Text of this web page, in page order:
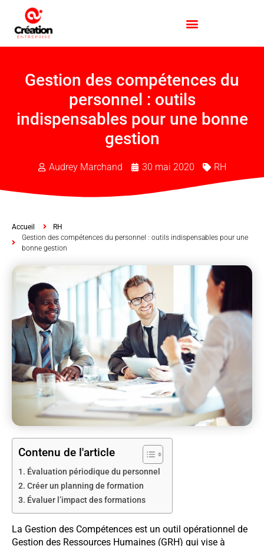
Gestion des compétences du
personnel : outils
indispensables pour une bonne
gestion
Audrey Marchand 30 mai 2020 RH
Accueil
RH
Gestion des compétences du personnel : outils indispensables pour une
bonne gestion
Contenu de l'article
Évaluation périodique du personnel
Créer un planning de formation
Évaluer l’impact des formations
La Gestion des Compétences est un outil opérationnel de
Gestion des Ressources Humaines (GRH) qui vise à